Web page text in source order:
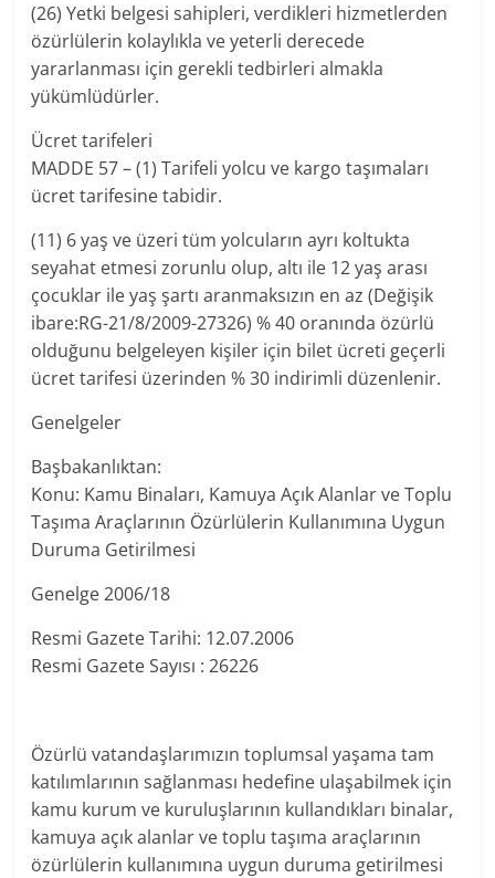
(26) Yetki belgesi sahipleri, verdikleri hizmetlerden
özürlülerin kolaylıkla ve yeterli derecede
yararlanması için gerekli tedbirleri almakla
yükümlüdürler.
Ücret tarifeleri
MADDE 57 – (1) Tarifeli yolcu ve kargo taşımaları
ücret tarifesine tabidir.
(11) 6 yaş ve üzeri tüm yolcuların ayrı koltukta
seyahat etmesi zorunlu olup, altı ile 12 yaş arası
çocuklar ile yaş şartı aranmaksızın en az (Değişik
ibare:RG-21/8/2009-27326) % 40 oranında özürlü
olduğunu belgeleyen kişiler için bilet ücreti geçerli
ücret tarifesi üzerinden % 30 indirimli düzenlenir.
Genelgeler
Başbakanlıktan:
Konu: Kamu Binaları, Kamuya Açık Alanlar ve Toplu
Taşıma Araçlarının Özürlülerin Kullanımına Uygun
Duruma Getirilmesi
Genelge 2006/18
Resmi Gazete Tarihi: 12.07.2006
Resmi Gazete Sayısı : 26226
Özürlü vatandaşlarımızın toplumsal yaşama tam
katılımlarının sağlanması hedefine ulaşabilmek için
kamu kurum ve kuruluşlarının kullandıkları binalar,
kamuya açık alanlar ve toplu taşıma araçlarının
özürlülerin kullanımına uygun duruma getirilmesi